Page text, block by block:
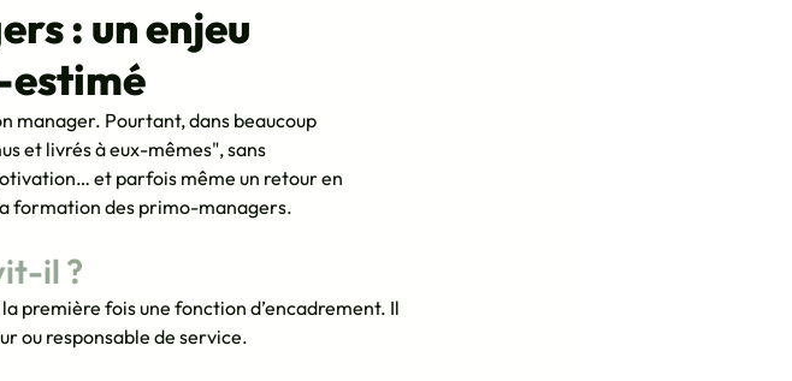
: un enjeu
estimé
manager. Pourtant, dans beaucoup
et livrés à eux-mêmes", sans
et parfois même un retour en
formation des primo-managers.
il ?
première fois une fonction d’encadrement. Il
ou responsable de service.